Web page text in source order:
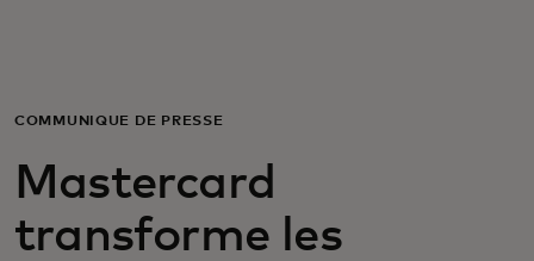
Pour l’entreprise
Pour le monde
COMMUNIQUÉ DE PRESSE
Mastercard
transforme les